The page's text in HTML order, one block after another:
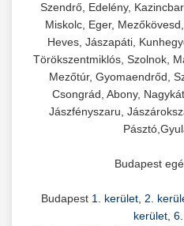
Szendrő, Edelény,
Miskolc, Eger,
Heves, Jászapáti,
Törökszentmiklós, Szolnok,
Mezőtúr, Gyomaendrőd,
Csongrád, Abony,
Jászfényszaru,
Budapest
Budapest 1. kerület 2.
kerület